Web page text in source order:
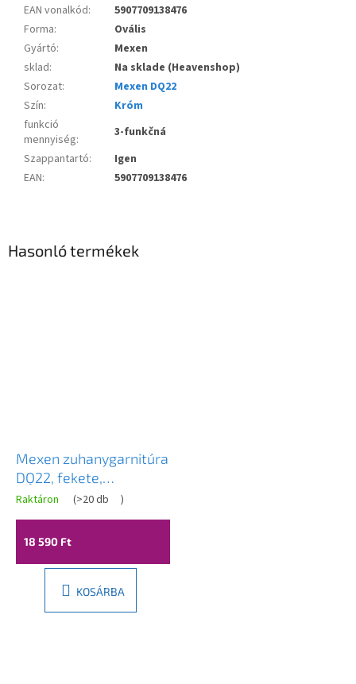
EAN vonalkód:
5907709138476
Forma:
Ovális
Gyártó:
Mexen
sklad:
Na sklade (Heavenshop)
Sorozat:
Mexen DQ22
Szín:
Króm
funkció
mennyiség:
3-funkčná
Szappantartó:
Igen
EAN: 5907709138476
Hasonló termékek
Mexen zuhanygarnitúra
DQ22, fekete,
785224581-70
Raktáron (>20 db )
18 590 Ft
KOSÁRBA